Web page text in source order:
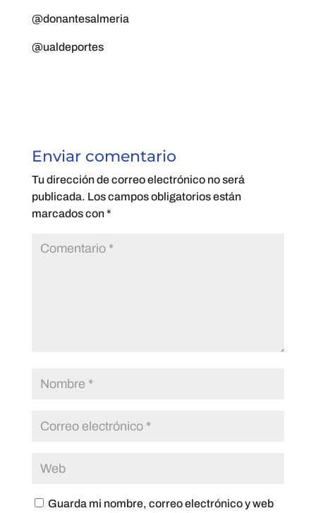
@donantesalmeria
@ualdeportes
Enviar comentario
Tu dirección de correo electrónico no será
publicada. Los campos obligatorios están
marcados con*
Guarda mi nombre, correo electrónico y web